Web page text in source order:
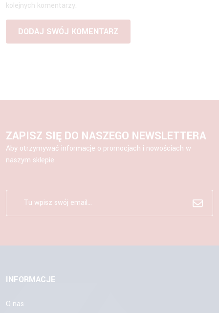
kolejnych komentarzy.
ZAPISZ SIĘ DO NASZEGO NEWSLETTERA
Aby otrzymywać informacje o promocjach i nowościach w
naszym sklepie
INFORMACJE
O nas